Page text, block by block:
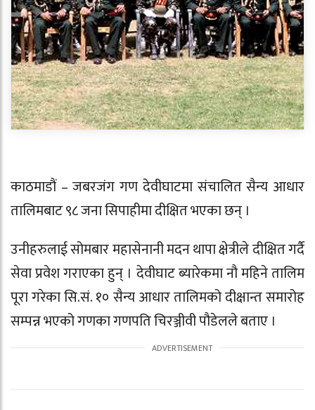
काठमाडौं – जबरजंग गण देवीघाटमा संचालित सैन्य आधार
तालिमबाट ९८ जना सिपाहीमा दीक्षित भएका छन् ।
उनीहरुलाई सोमबार महासेनानी मदन थापा क्षेत्रीले दीक्षित गर्दै
सेवा प्रवेश गराएका हुन् । देवीघाट ब्यारेकमा नौ महिने तालिम
पूरा गरेका सि.सं. १० सैन्य आधार तालिमको दीक्षान्त समारोह
सम्पन्न भएको गणका गणपति चिरञ्जीवी पौडेलले बताए ।